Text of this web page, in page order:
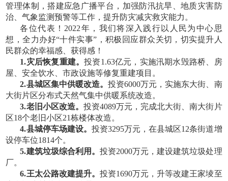
管理体制，搭建应急广播平台，加强防汛抗旱、地质灾害防
治、气象监测预警等工作，提升防灾减灾救灾能力。
各位代表！ 2022年，我们将深入践行以人民为中心思
想，全力办好“十件实事”，积极回应群众关切，切实提升人
民群众的幸福感、获得感！
1.灾后恢复重建。投资1.63亿元，实施汛期水毁路桥、房
屋、安全饮水、市政设施等修复重建项目。
2.县城区集中供暖改造。 投资6000万元，实施东大街、南
大街片区分布式天然气集中供暖系统改造。
3.老旧小区改造。 投资4089万元，完成北大街、南大街片
区18个老旧小区21栋楼体改造。
4.县城停车场建设。 投资3295万元，在县城区12条街道增
设停车位1814个。
5.建筑垃圾综合利用。 投资2000万元，建设建筑垃圾处理
厂。
6.王太公路改建提升。 投资1690万元，升等改建王家堎至